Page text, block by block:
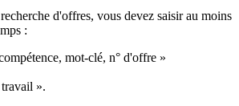
d'offres, vous devez saisir au moins
:
mot-clé, n° d'offre »
».